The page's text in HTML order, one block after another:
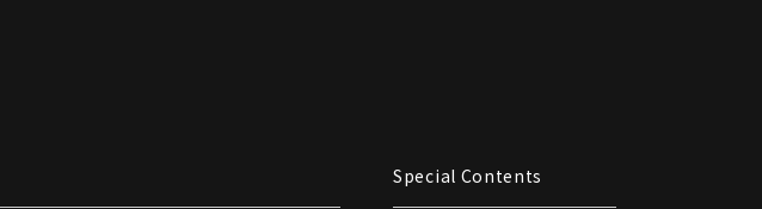
Special Contents